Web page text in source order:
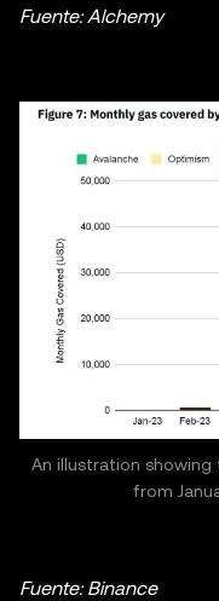
Fuente: Alchemy
An illustration
from
Fuente: Binance